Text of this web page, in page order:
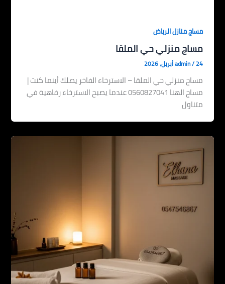
مساج منازل الرياض
مساج منزلي حي الملقا
admin/24 أبريل، 2026
مساج منزلي حي الملقا – الاسترخاء الفاخر يصلك أينما كنت |
مساج الهنا 0560827041 عندما يصبح الاسترخاء رفاهية في
متناول